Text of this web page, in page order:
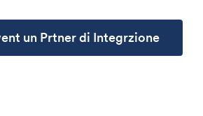
un Prtner di Integrzione